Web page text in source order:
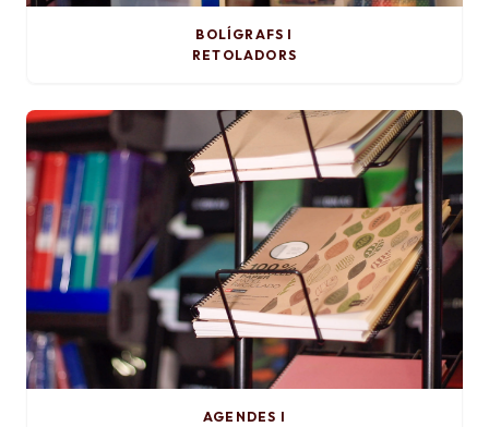
BOLÍGRAFS I
RETOLADORS
AGENDES I